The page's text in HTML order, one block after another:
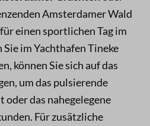
Amsterdamer Wald
einen sportlichen Tag im
im Yachthafen Tineke
können Sie sich auf das
um das pulsierende
das nahegelegene
Für zusätzliche